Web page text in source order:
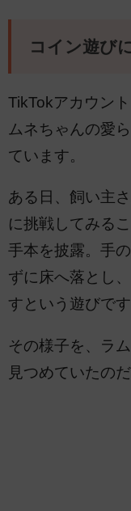
コイン遊び
TikTokアカウン
ムネちゃんの愛
ています。
ある日、飼い主
に挑戦してみる
手本を披露。手
ずに床へ落とし
すという遊びです
その様子を、ラ
見つめていたの